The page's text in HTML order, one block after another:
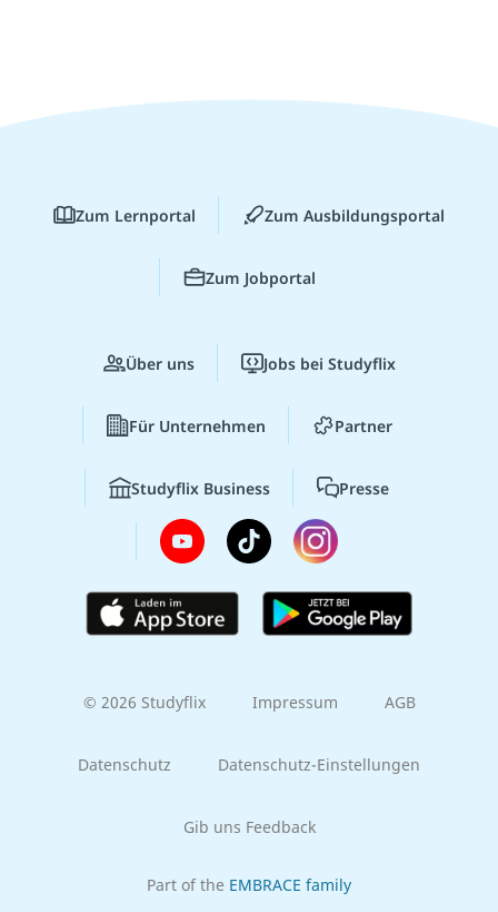
Zum Lernportal Zum Ausbildungsportal
Zum Jobportal
Über uns Jobs bei Studyflix
Für Unternehmen Partner
Studyflix Business Presse
© 2026 Studyflix Impressum AGB
Datenschutz Datenschutz-Einstellungen
Gib uns Feedback
Part of the EMBRACE family